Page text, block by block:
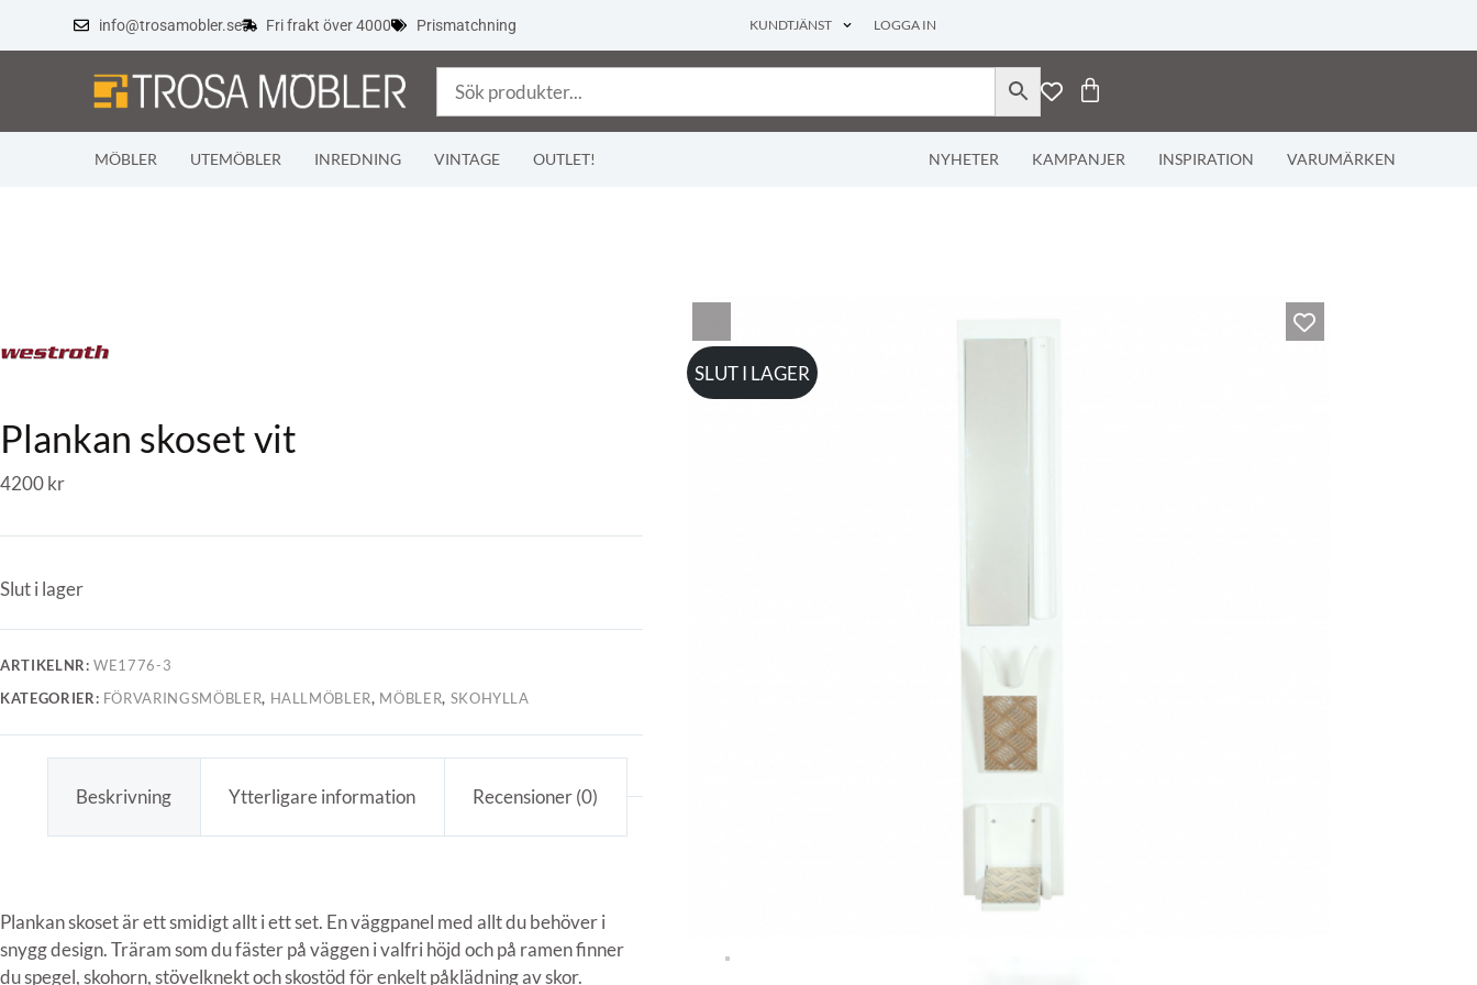
info@trosamobler.se Fri frakt över 4000 Prismatchning KUNDTJÄNST LOGGA IN
MÖBLER UTEMÖBLER INREDNING VINTAGE OUTLET! NYHETER KAMPANJER INSPIRATION VARUMÄRKEN
SLUT I LAGER
Plankan skoset vit
4200kr
Slut i lager
ARTIKELNR:WE1776-3
KATEGORIER: FÖRVARINGSMÖBLER, HALLMÖBLER, MÖBLER, SKOHYLLA
Beskrivning Ytterligare information Recensioner (0)
Plankan skoset är ett smidigt allt i ett set. En väggpanel med allt du behöver i
snygg design. Träram som du fäster på väggen i valfri höjd och på ramen finner
du spegel, skohorn, stövelknekt och skostöd för enkelt påklädning av skor.